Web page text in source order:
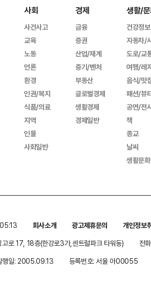
사회
사건사고
교육
노동
언론
환경
인권/복지
식품/의료
지역
인물
사회일반
경제
금융
증권
산업/재계
중기/벤처
부동산
글로벌경제
생활경제
경제일반
생활/
건강정보
자동차/
도로/교
여행/레
음식/맛
패션/뷰
공연/전
책
종교
날씨
생활문
회사소개 광고제휴문의
개인정보
로 17, 18층(한강로3가,센트럴파크 타워동)
전
행일: 2005.09.13 등록번호: 서울 아00055